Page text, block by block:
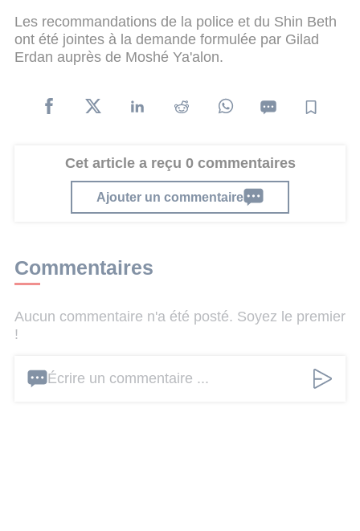
Les recommandations de la police et du Shin Beth
ont été jointes à la demande formulée par Gilad
Erdan auprès de Moshé Ya'alon.
Cet article a reçu 0 commentaires
Ajouter un commentaire
Commentaires
Aucun commentaire n'a été posté. Soyez le premier
!
Écrire un commentaire ...